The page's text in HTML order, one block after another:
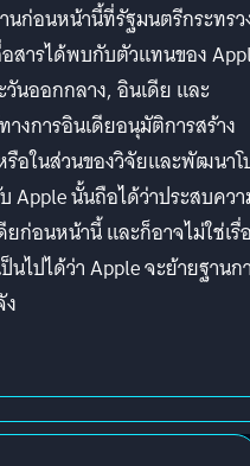
นก่อนหน้านี้ที่รัฐมนตรีกระทรว
สารได้พบกับตัวแทนของ
นออกกลาง, อินเดีย และ
งการอินเดียอนุมัติการสร้าง
รือในส่วนของวิจัยและพัฒนาโ
Apple นั้นถือได้ว่าประสบคว
ยก่อนหน้านี้ และก็อาจไม่ใช่เรื่
ไปได้ว่า Apple จะย้ายฐานก